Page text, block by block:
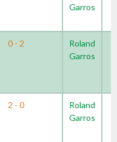
Garros
0 - 2
Roland
Garros
2 - 0
Roland
Garros